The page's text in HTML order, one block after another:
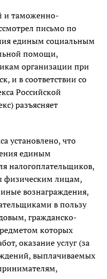
и таможенно-
письмо по
единым социальным
помощи,
организации при
и в соответствии со
Российской
разъясняет
установлено, что
единым
налогоплательщиков,
физическим лицам,
вознаграждения,
в пользу
гражданско-
которых
оказание услуг (за
выплачиваемых